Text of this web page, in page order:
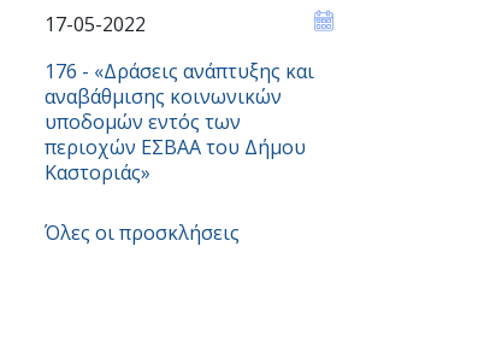
17-05-2022
176 - «Δράσεις ανάπτυξης και
αναβάθμισης κοινωνικών
υποδομών εντός των
περιοχών ΕΣBAA του Δήμου
Καστοριάς»
Όλες οι προσκλήσεις